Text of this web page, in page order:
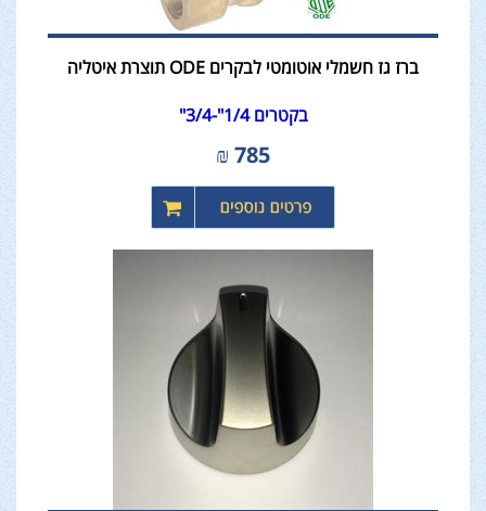
ברז גז חשמלי אוטומטי לבקרים ODE תוצרת איטליה
בקטרים 1/4"-3/4"
785
₪